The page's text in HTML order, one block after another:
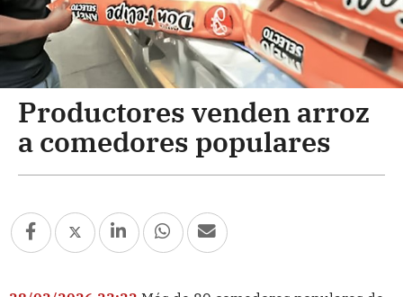
Productores venden arroz
a comedores populares